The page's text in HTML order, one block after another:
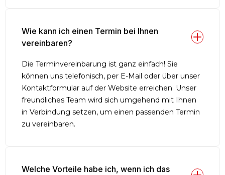
Wie kann ich einen Termin bei Ihnen
vereinbaren?
Die Terminvereinbarung ist ganz einfach! Sie
können uns telefonisch, per E-Mail oder über unser
Kontaktformular auf der Website erreichen. Unser
freundliches Team wird sich umgehend mit Ihnen
in Verbindung setzen, um einen passenden Termin
zu vereinbaren.
Welche Vorteile habe ich, wenn ich das